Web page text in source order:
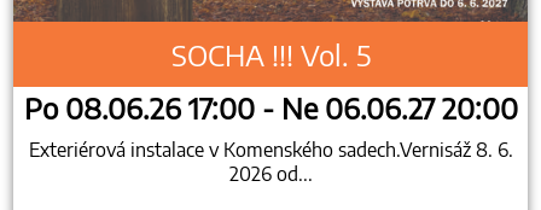
SOCHA !!! Vol. 5
Po 08.06.26 17:00 - Ne 06.06.27 20:00
Exteriérová instalace v Komenského sadech.Vernisáž 8. 6.
2026 od...